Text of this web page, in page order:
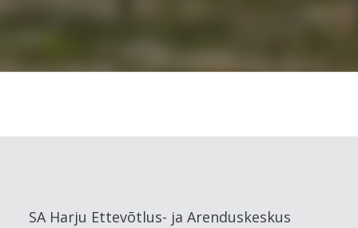
SA Harju Ettevõtlus- ja Arenduskeskus